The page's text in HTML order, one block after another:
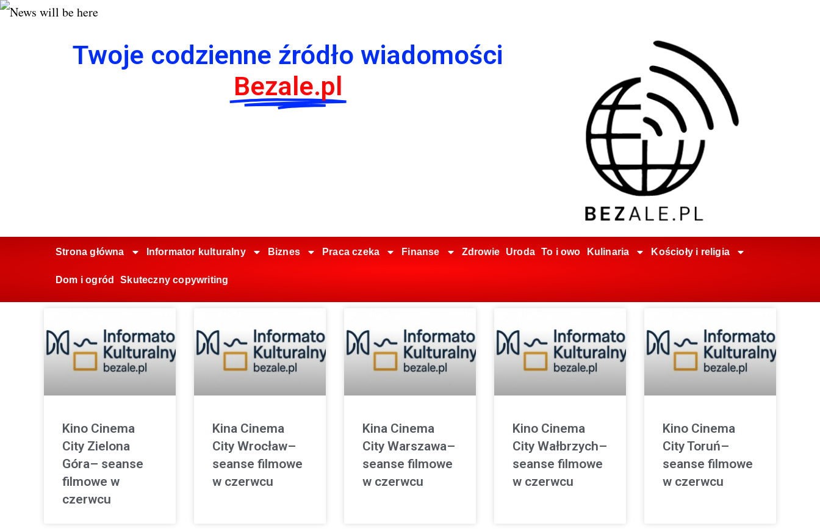
Twoje codzienne źródło wiadomości
Bezale.pl
Strona główna Informator kulturalny Biznes Praca czeka Finanse Zdrowie Uroda To i owo Kulinaria Kościoły i religia
Dom i ogród Skuteczny copywriting
Kino Cinema
City Zielona
Góra– seanse
filmowe w
czerwcu
Kina Cinema
City Wrocław–
seanse filmowe
w czerwcu
Kina Cinema
City Warszawa–
seanse filmowe
w czerwcu
Kino Cinema
City Wałbrzych–
seanse filmowe
w czerwcu
Kino Cinema
City Toruń–
seanse filmowe
w czerwcu